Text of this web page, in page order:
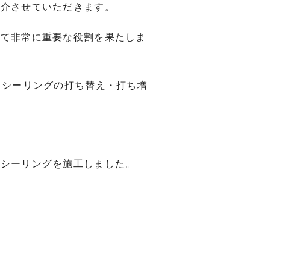
させていただきます。
非常に重要な役割を果たしま
ーリングの打ち替え・打ち増
ーリングを施工しました。